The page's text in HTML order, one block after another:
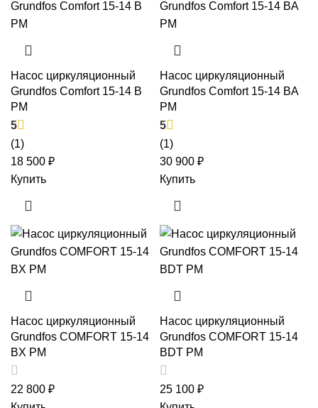
Насос циркуляционный
Grundfos Comfort 15-14 B
PM
5
(1)
18 500 ₽
Купить
Насос циркуляционный
Grundfos Comfort 15-14 BA
PM
5
(1)
30 900 ₽
Купить
Насос циркуляционный
Grundfos COMFORT 15-14
BX PM
22 800 ₽
Насос циркуляционный
Grundfos COMFORT 15-14
BDT PM
25 100 ₽